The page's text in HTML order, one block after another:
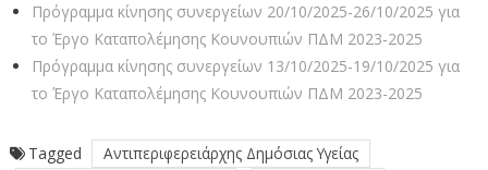
Πρόγραμμα κίνησης συνεργείων 20/10/2025-26/10/2025 για
το Έργο Καταπολέμησης Κουνουπιών ΠΔΜ 2023-2025
Πρόγραμμα κίνησης συνεργείων 13/10/2025-19/10/2025 για
το Έργο Καταπολέμησης Κουνουπιών ΠΔΜ 2023-2025
Tagged
Αντιπεριφερειάρχης Δημόσιας Υγείας